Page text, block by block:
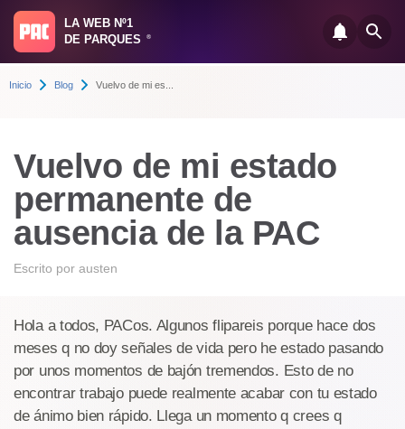
LA WEB Nº1
DE PARQUES
®
Inicio Blog Vuelvo de mi es...
Vuelvo de mi estado
permanente de
ausencia de la PAC
Escrito por austen
Hola a todos, PACos. Algunos flipareis porque hace dos
meses q no doy señales de vida pero he estado pasando
por unos momentos de bajón tremendos. Esto de no
encontrar trabajo puede realmente acabar con tu estado
de ánimo bien rápido. Llega un momento q crees q